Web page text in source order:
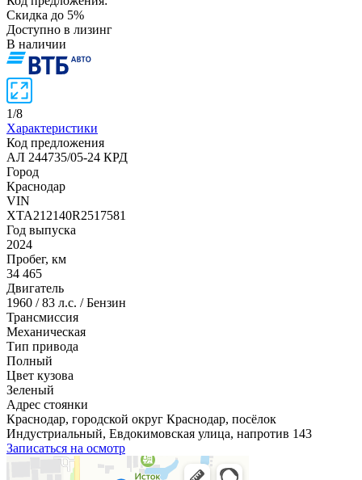
Скидка до 5%
Доступно в лизинг
В наличии
1/8
Характеристики
Код предложения
АЛ 244735/05-24 КРД
Город
Краснодар
VIN
XTA212140R2517581
Год выпуска
2024
Пробег, км
34 465
Двигатель
1960 / 83 л.с. / Бензин
Трансмиссия
Механическая
Тип привода
Полный
Цвет кузова
Зеленый
Адрес стоянки
Краснодар, городской округ Краснодар, посёлок
Индустриальный, Евдокимовская улица, напротив 143
Записаться на осмотр